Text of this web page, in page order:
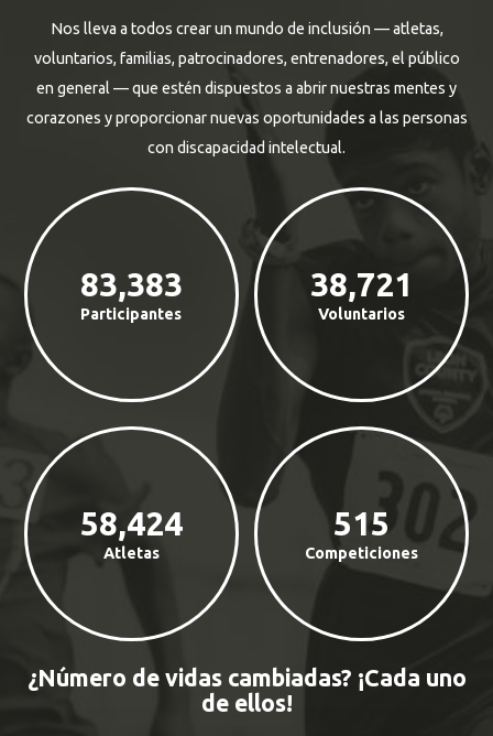
Nos lleva a todos crear un mundo de inclusión — atletas,
voluntarios, familias, patrocinadores, entrenadores, el público
en general — que estén dispuestos a abrir nuestras mentes y
corazones y proporcionar nuevas oportunidades a las personas
con discapacidad intelectual.
Participantes
83,383
Voluntarios
38,721
Atletas
58,424
Competiciones
515
¿Número de vidas cambiadas? ¡Cada uno
de ellos!